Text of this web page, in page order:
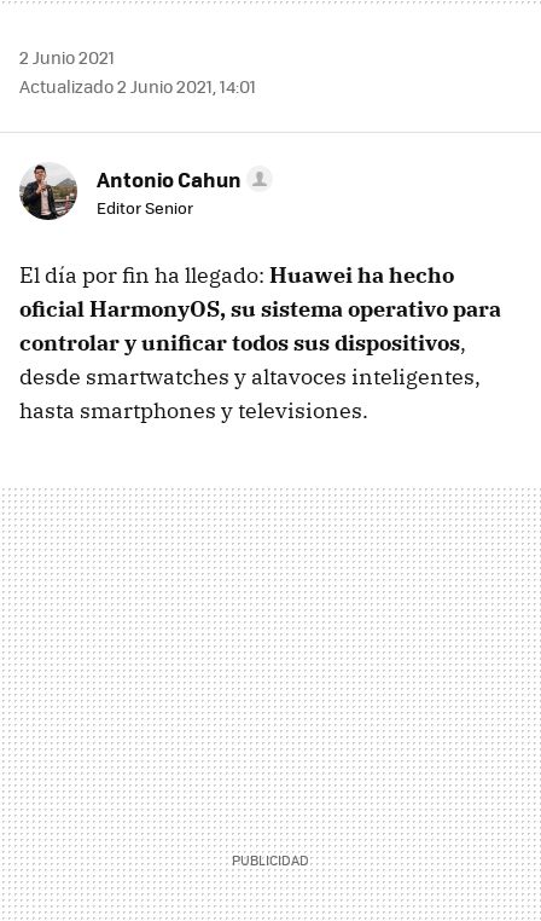
2 Junio 2021
Actualizado 2 Junio 2021, 14:01
Antonio Cahun
Editor Senior
El día por fin ha llegado: Huawei ha hecho
oficial HarmonyOS, su sistema operativo para
controlar y unificar todos sus dispositivos,
desde smartwatches y altavoces inteligentes,
hasta smartphones y televisiones.